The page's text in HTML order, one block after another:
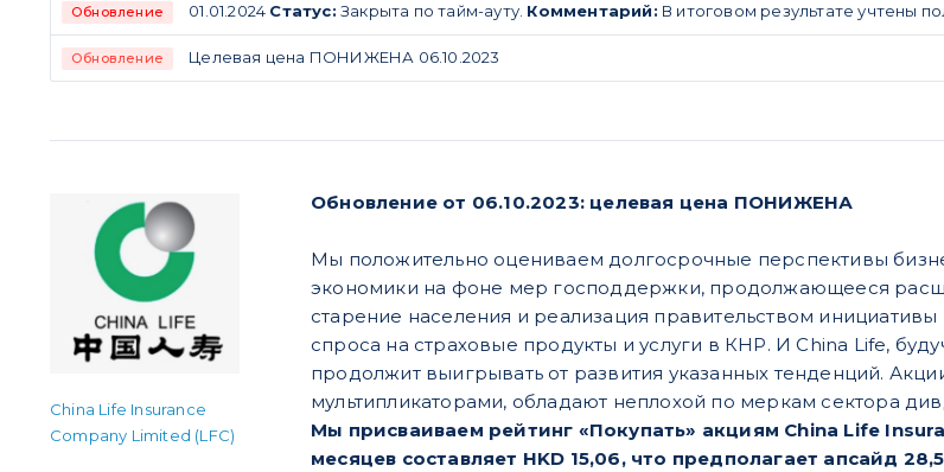
Обновление 01.01.2024 Статус: Закрыта по тайм-ауту. Комментарий: В итоговом результате учтены
Обновление Целевая цена ПОНИЖЕНА 06.10.2023
China Life Insurance
Company Limited (LFC)
Обновление от 06.10.2023: целевая цена ПОНИЖЕНА
Мы положительно оцениваем долгосрочные перспективы
экономики на фоне мер господдержки, продолжающееся
старение населения и реализация правительством
спроса на страховые продукты и услуги в КНР. И China Life,
продолжит выигрывать от развития указанных тенденций.
мультипликаторами, обладают неплохой по меркам сектора
Мы присваиваем рейтинг «Покупать» акциям China Life
месяцев составляет HKD 15,06, что предполагает апсайд